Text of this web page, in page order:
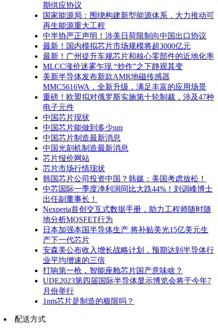
期供应协议
国家能源局：围绕构建新型能源体系，大力推动可
再生能源重大工程
中半协严正声明！涉美日荷限制向中国出口协议
最新！国内模拟芯片市场规模将超3000亿元
最新！广州提升车规芯片和核心零部件的近地化率
MLCC涨价迷雾乍现 “炒作”之下静观其变
美新半导体发布新款AMR地磁传感器
MMC5616WA，全新升级，满足丰富的应用场景
重磅！欧盟拟对俄罗斯实施第十轮制裁，涉及47种
电子元件
中国芯片现状
中国芯片能做到多少nm
中国芯片制造最新消息
中国光刻机制造最新消息
芯片报价网站
芯片市场行情现状
韩国芯片公司投资中国？韩媒：美国考虑放松！
中芯国际一季度净利润同比大跌44%！刘训峰博士
出任副董事长！
Nexperia首创交互式数据手册，助力工程师随时随
地分析MOSFET行为
日本加强本国半导体生产 将补贴美光15亿美元生
产下一代芯片
安森美公布收入增长战略计划，预期达到半导体行
业平均增速的三倍
打响第一枪，智能座舱芯片国产意味啥？
UDE2023第四届国际半导体显示博览会将于今年7
月份举行
1nm芯片是制造的极限吗？
配送方式